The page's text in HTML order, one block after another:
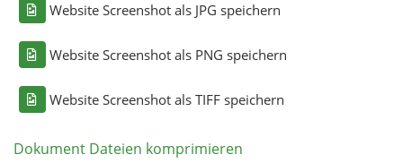
Website Screenshot als JPG speichern
Website Screenshot als PNG speichern
Website Screenshot als TIFF speichern
Dokument Dateien komprimieren